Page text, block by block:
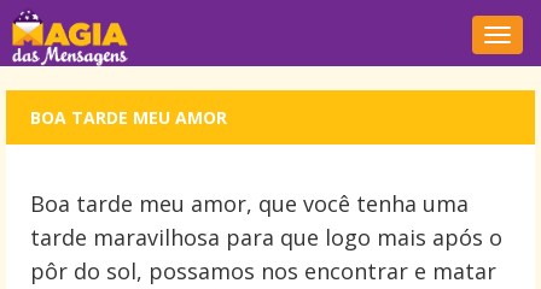
BOA TARDE MEU AMOR
Boa tarde meu amor, que você tenha uma
tarde maravilhosa para que logo mais após o
pôr do sol, possamos nos encontrar e matar